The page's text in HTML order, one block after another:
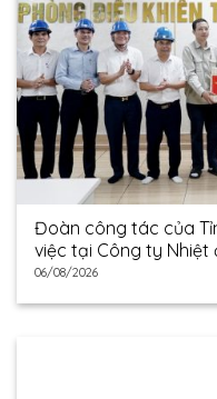
Đoàn công tác của
việc tại Công ty Nhiệt
06/08/2026